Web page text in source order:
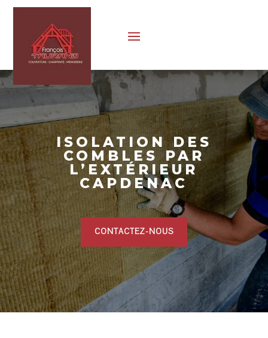
ISOLATION DES
COMBLES PAR
L’EXTÉRIEUR
CAPDENAC
CONTACTEZ-NOUS